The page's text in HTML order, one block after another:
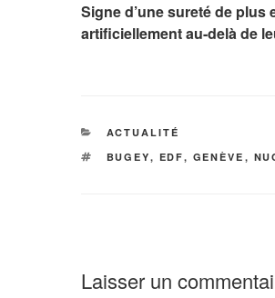
Signe d’une sureté de
artificiellement au-delà de
CATÉGORIES
ACTUALITÉ
ÉTIQUETTES
BUGEY, EDF, GENÈVE ,
Laisser un